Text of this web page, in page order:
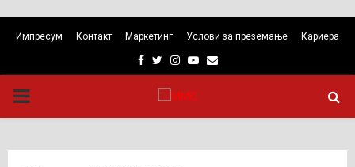
Импресум Контакт Маркетинг Услови за преземање Кариера
Facebook
TwitterInstagram
Youtube
Email
PRIMARY